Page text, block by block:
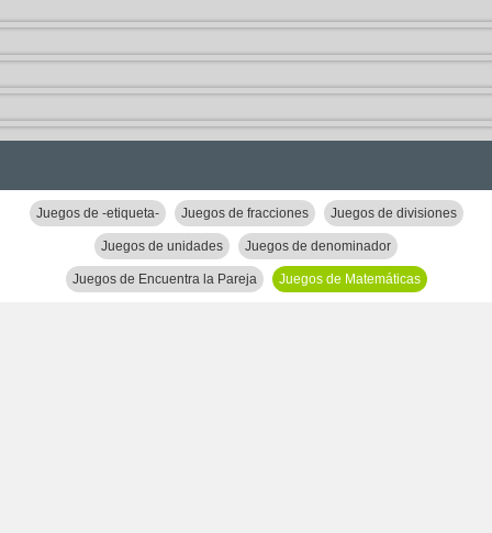
Juegos de -etiqueta- Juegos de fracciones Juegos de divisiones
Juegos de unidades Juegos de denominador
Juegos de Encuentra la Pareja Juegos de Matemáticas